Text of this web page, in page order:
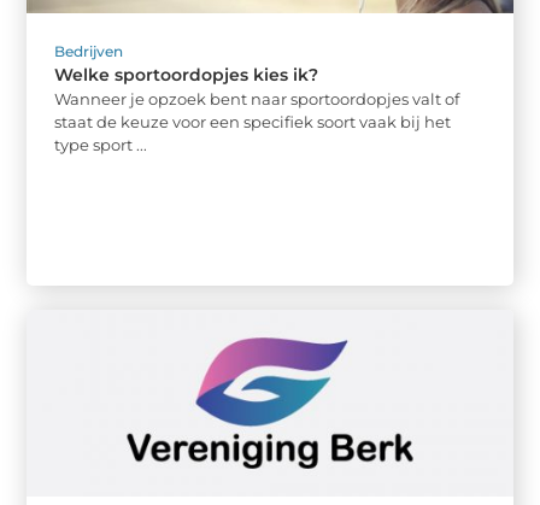
Bedrijven
Welke sportoordopjes kies ik?
Wanneer je opzoek bent naar sportoordopjes valt of
staat de keuze voor een specifiek soort vaak bij het
type sport ...